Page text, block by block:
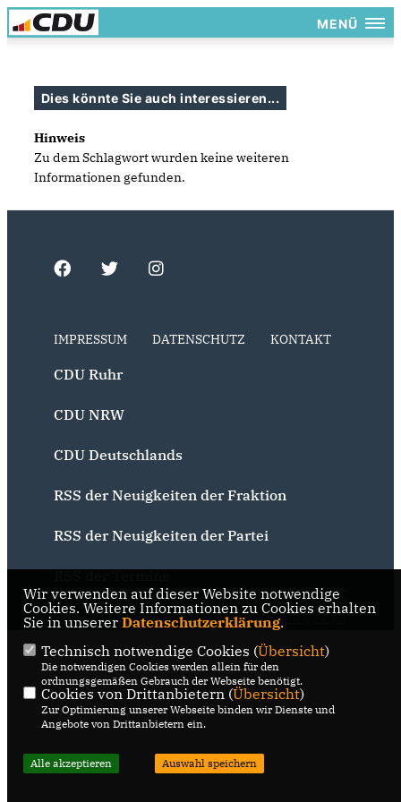
MENÜ
Dies könnte Sie auch interessieren...
Hinweis
Zu dem Schlagwort wurden keine weiteren
Informationen gefunden.
IMPRESSUM DATENSCHUTZ KONTAKT
CDU Ruhr
CDU NRW
CDU Deutschlands
RSS der Neuigkeiten der Fraktion
RSS der Neuigkeiten der Partei
@2026 CDU Bochum
Alle Rechte vorbehalten.
Realisation: Sharkness Media
GmbH & Co. KG
Wir verwenden auf dieser Website notwendige
Cookies. Weitere Informationen zu Cookies erhalten
Sie in unserer Datenschutzerklärung.
Technisch notwendige Cookies (Übersicht)
Die notwendigen Cookies werden allein für den
ordnungsgemäßen Gebrauch der Webseite benötigt.
Cookies von Drittanbietern (Übersicht)
Zur Optimierung unserer Webseite binden wir Dienste und
Angebote von Drittanbietern ein.
Alle akzeptieren Auswahl speichern